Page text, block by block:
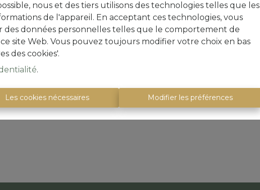
nous et des tiers utilisons des technologies telles que les
de l'appareil. En acceptant ces technologies, vous
des données personnelles telles que le comportement de
site Web. Vous pouvez toujours modifier votre choix en bas
des cookies'.
.
Les cookies nécessaires Modifier les préférences